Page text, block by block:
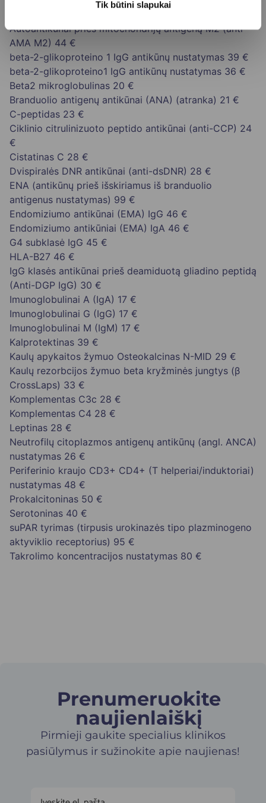
Tik būtini slapukai
Autoantikūnai prieš mitochondrijų antigeną M2 (anti-
AMA M2) 44 €
beta-2-glikoproteino 1 IgG antikūnų nustatymas 39 €
beta-2-glikoproteino1 IgG antikūnų nustatymas 36 €
Beta2 mikroglobulinas 20 €
Branduolio antigenų antikūnai (ANA) (atranka) 21 €
C-peptidas 23 €
Ciklinio citrulinizuoto peptido antikūnai (anti-CCP) 24
€
Cistatinas C 28 €
Dvispiralės DNR antikūnai (anti-dsDNR) 28 €
ENA (antikūnų prieš išskiriamus iš branduolio
antigenus nustatymas) 99 €
Endomiziumo antikūnai (EMA) IgG 46 €
Endomiziumo antikūniai (EMA) IgA 46 €
G4 subklasė IgG 45 €
HLA-B27 46 €
IgG klasės antikūnai prieš deamiduotą gliadino peptidą
(Anti-DGP IgG) 30 €
Imunoglobulinai A (IgA) 17 €
Imunoglobulinai G (IgG) 17 €
Imunoglobulinai M (IgM) 17 €
Kalprotektinas 39 €
Kaulų apykaitos žymuo Osteokalcinas N-MID 29 €
Kaulų rezorbcijos žymuo beta kryžminės jungtys (β
CrossLaps) 33 €
Komplementas C3c 28 €
Komplementas C4 28 €
Leptinas 28 €
Neutrofilų citoplazmos antigenų antikūnų (angl. ANCA)
nustatymas 26 €
Periferinio kraujo CD3+ CD4+ (T helperiai/induktoriai)
nustatymas 48 €
Prokalcitoninas 50 €
Serotoninas 40 €
suPAR tyrimas (tirpusis urokinazės tipo plazminogeno
aktyviklio receptorius) 95 €
Takrolimo koncentracijos nustatymas 80 €
Prenumeruokite
naujienlaiškį​
Pirmieji gaukite specialius klinikos
pasiūlymus ir sužinokite apie naujienas!